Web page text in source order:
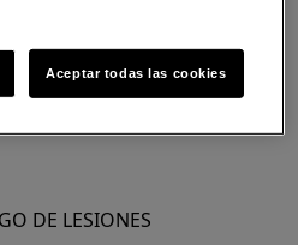
DE LESIONES
Aceptar todas las cookies